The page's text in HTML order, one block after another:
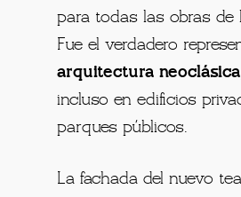
para todas las obras de
Fue el verdadero
arquitectura
incluso en edificios
parques públicos.
La fachada del nuevo